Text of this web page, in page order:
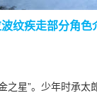
纹疾走部分角色
之星”。少年时承